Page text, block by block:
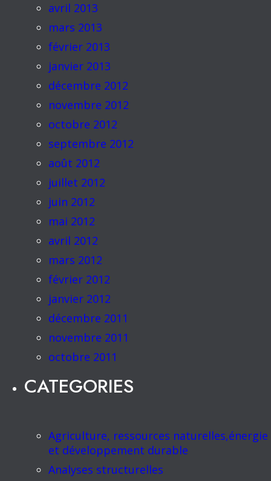
avril 2013
mars 2013
février 2013
janvier 2013
décembre 2012
novembre 2012
octobre 2012
septembre 2012
août 2012
juillet 2012
juin 2012
mai 2012
avril 2012
mars 2012
février 2012
janvier 2012
décembre 2011
novembre 2011
octobre 2011
CATEGORIES
Agriculture, ressources naturelles,énergie
et développement durable
Analyses structurelles